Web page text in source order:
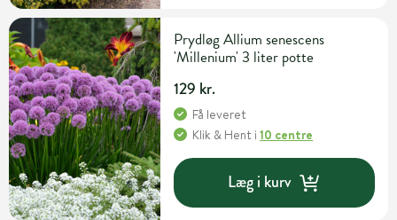
Prydløg Allium senescens
'Millenium' 3 liter potte
129 kr.
Få leveret
Klik & Hent i10 centre
Læg i kurv